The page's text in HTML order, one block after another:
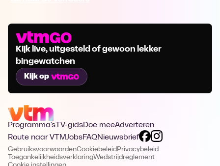
Kijk live, uitgesteld of gewoon lekker
bingewatchen
Kijk op
Programma's TV-gidsDoe meeAdverteren
Route naar VTMJobsFAQNieuwsbrief
GebruiksvoorwaardenCookiebeleid Privacybeleid
ToegankelijkheidsverklaringWedstrijdreglement